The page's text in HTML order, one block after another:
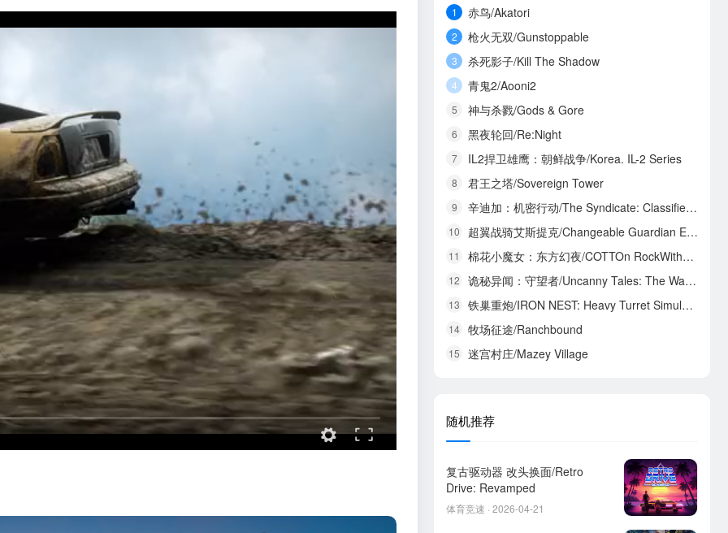
1 赤鸟/Akatori
2 枪火无双/Gunstoppable
3 杀死影子/Kill The Shadow
4 青鬼2/Aooni2
5 神与杀戮/Gods & Gore
6 黑夜轮回/Re:Night
7 IL2捍卫雄鹰：朝鲜战争/Korea. IL-2 Series
8 君王之塔/Sovereign Tower
9 辛迪加：机密行动/The Syndicate: Classified Operations
10 超翼战骑艾斯提克/Changeable Guardian ESTIQUE
11 棉花小魔女：东方幻夜/COTTOn RockWithYou -ORIENTAL NIGHT DREAMS-
12 诡秘异闻：守望者/Uncanny Tales: The Watcher
13 铁巢重炮/IRON NEST: Heavy Turret Simulator
14 牧场征途/Ranchbound
15 迷宫村庄/Mazey Village
随机推荐
复古驱动器 改头换面/Retro
Drive: Revamped
体育竞速 · 2026-04-21